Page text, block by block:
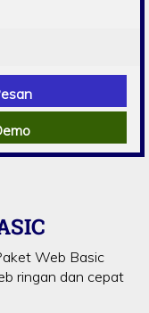
Web Basic
ringan dan cepat